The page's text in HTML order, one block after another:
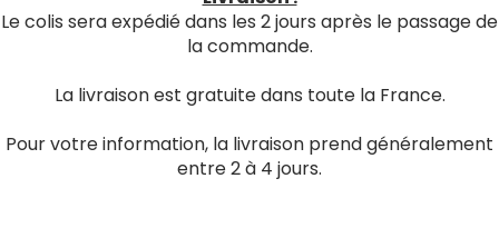
Le colis sera expédié dans les 2 jours après le passage de
la commande.
La livraison est gratuite dans toute la France.
Pour votre information, la livraison prend généralement
entre 2 à 4 jours.